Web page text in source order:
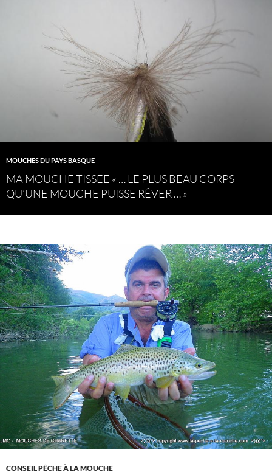
MOUCHES DU PAYS BASQUE
MA MOUCHE TISSEE « … LE PLUS BEAU CORPS
QU’UNE MOUCHE PUISSE RÊVER … »
CONSEIL PÊCHE À LA MOUCHE